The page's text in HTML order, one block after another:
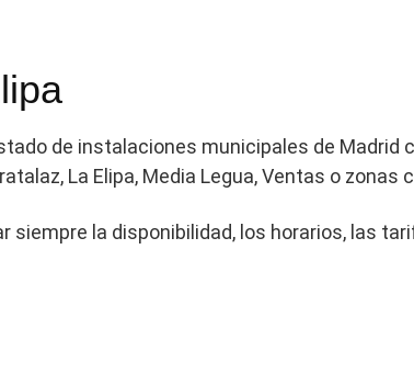
de instalaciones municipales de Madrid
La Elipa, Media Legua, Ventas o zonas
la disponibilidad, los horarios, las